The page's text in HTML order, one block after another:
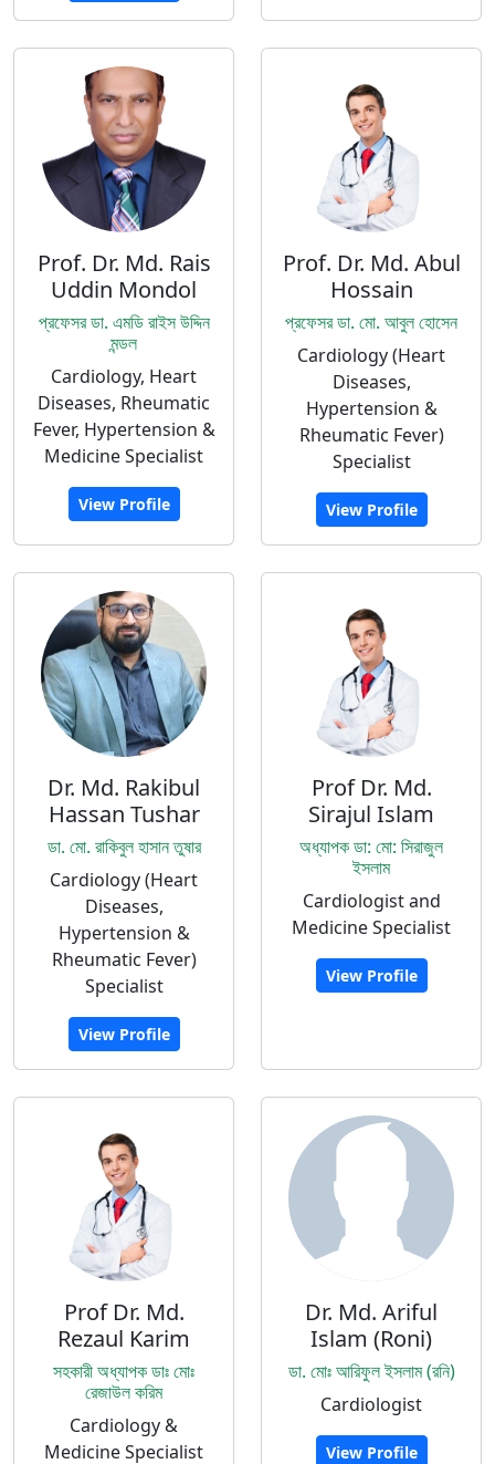
Prof. Dr. Md. Rais
Uddin Mondol
প্রফেসর ডা. এমডি রাইস উদ্দিন
মন্ডল
Cardiology, Heart
Diseases, Rheumatic
Fever, Hypertension &
Medicine Specialist
View Profile
Prof. Dr. Md. Abul
Hossain
প্রফেসর ডা. মো. আবুল হোসেন
Cardiology (Heart
Diseases,
Hypertension &
Rheumatic Fever)
Specialist
View Profile
Dr. Md. Rakibul
Hassan Tushar
ডা. মো. রাকিবুল হাসান তুষার
Cardiology (Heart
Diseases,
Hypertension &
Rheumatic Fever)
Specialist
View Profile
Prof Dr. Md.
Sirajul Islam
অধ্যাপক ডা: মো: সিরাজুল
ইসলাম
Cardiologist and
Medicine Specialist
View Profile
Prof Dr. Md.
Rezaul Karim
সহকারী অধ্যাপক ডাঃ মোঃ
রেজাউল করিম
Cardiology &
Medicine Specialist
Dr. Md. Ariful
Islam (Roni)
ডা. মোঃ আরিফুল ইসলাম (রনি)
Cardiologist
View Profile